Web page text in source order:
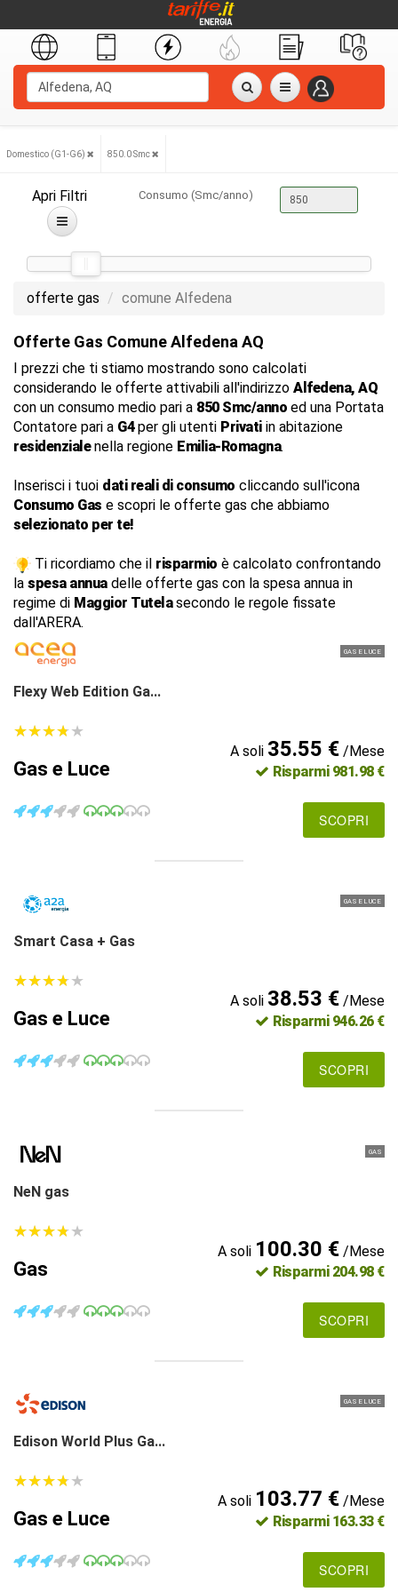
Domestico (G1-G6) 850.0 Smc
Apri Filtri Consumo (Smc/anno)
offerte gas comune Alfedena
Offerte Gas Comune Alfedena AQ
I prezzi che ti stiamo mostrando sono calcolati
considerando le offerte attivabili all'indirizzo Alfedena, AQ
con un consumo medio pari a 850 Smc/anno ed una Portata
Contatore pari a G4per gli utenti Privatiin abitazione
residenzialenella regione Emilia-Romagna.
Inserisci i tuoi dati reali di consumo cliccando sull'icona
Consumo Gas e scopri le offerte gas che abbiamo
selezionato per te!
Ti ricordiamo che il risparmio è calcolato confrontando
la spesa annuadelle offerte gas con la spesa annua in
regime di Maggior Tutelasecondo le regole fissate
dall'ARERA.
GAS E LUCE
Flexy Web Edition Ga...
★★★★★
★★★★★
Gas e Luce
A soli 35.55 €/Mese
Risparmi 981.98 €
SCOPRI
GAS E LUCE
Smart Casa + Gas
★★★★★
★★★★★
Gas e Luce
A soli 38.53 €/Mese
Risparmi 946.26 €
SCOPRI
GAS
NeN gas
★★★★★
★★★★★
Gas
A soli 100.30 €/Mese
Risparmi 204.98 €
SCOPRI
GAS E LUCE
Edison World Plus Ga...
★★★★★
★★★★★
Gas e Luce
A soli 103.77 €/Mese
Risparmi 163.33 €
SCOPRI